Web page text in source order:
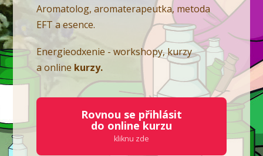
Aromatolog, aromaterapeutka, metoda
EFT a esence.
Energieodxenie - workshopy, kurzy
a online kurzy.
Rovnou se přihlásit
do online kurzu
kliknu zde